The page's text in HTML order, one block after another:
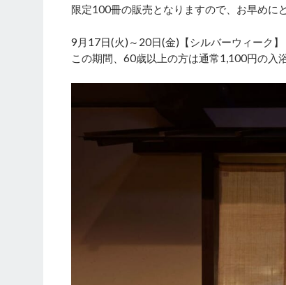
限定100冊の販売となりますので、お早めにど
9月17日(火)～20日(金)【シルバーウィーク】
この期間、60歳以上の方は通常1,100円の入